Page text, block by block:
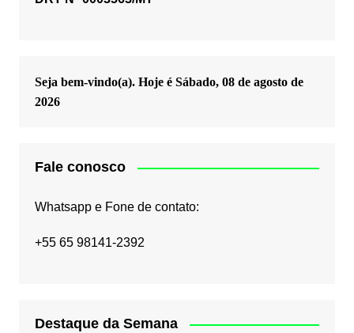
Seja bem-vindo(a). Hoje é Sábado, 08 de agosto de
2026
Fale conosco
Whatsapp e Fone de contato:
+55 65 98141-2392
Destaque da Semana